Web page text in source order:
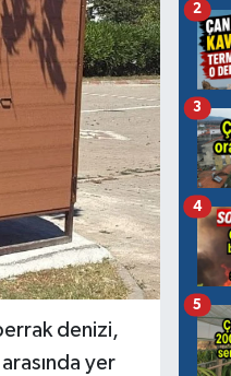
denizi,
yer
2
3
4
5